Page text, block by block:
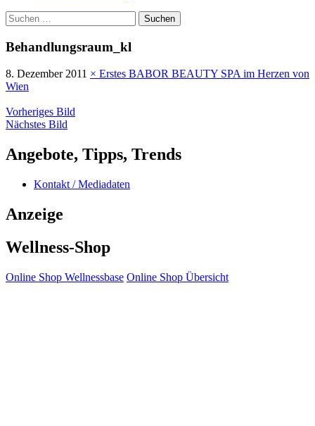
Suchen
nach:
Behandlungsraum_kl
8. Dezember 2011 × Erstes BABOR BEAUTY SPA im Herzen von
Wien
Vorheriges Bild
Nächstes Bild
Angebote, Tipps, Trends
Kontakt / Mediadaten
Anzeige
Wellness-Shop
Online Shop Wellnessbase Online Shop Übersicht